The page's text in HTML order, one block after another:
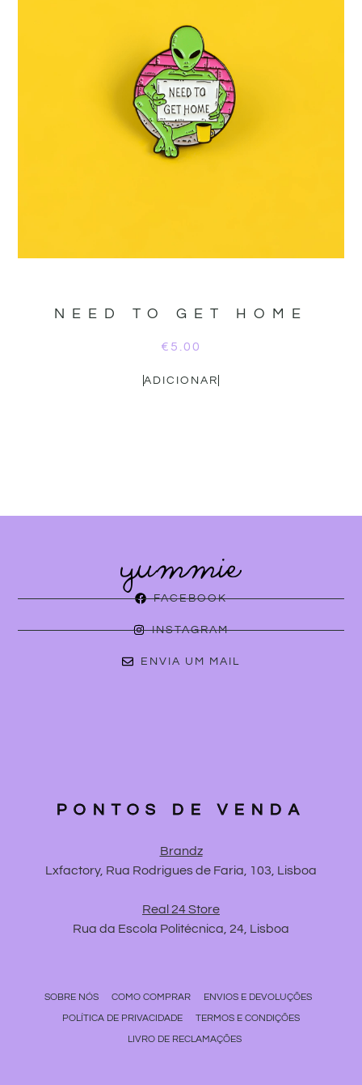
NEED TO GET HOME
€ 5.00
ADICIONAR
FACEBOOK
INSTAGRAM
ENVIA UM MAIL
PONTOS DE VENDA
Brandz
Lxfactory, Rua Rodrigues de Faria, 103, Lisboa
Real 24 Store
Rua da Escola Politécnica, 24, Lisboa
SOBRE NÓS COMO COMPRAR
ENVIOS E DEVOLUÇÕES
POLÍTICA DE PRIVACIDADE
TERMOS E CONDIÇÕES
LIVRO DE RECLAMAÇÕES